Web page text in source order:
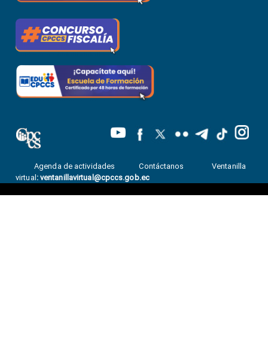
Agenda de actividades Contáctanos
Ventanilla
virtual : ventanillavirtual@cpccs.gob.ec